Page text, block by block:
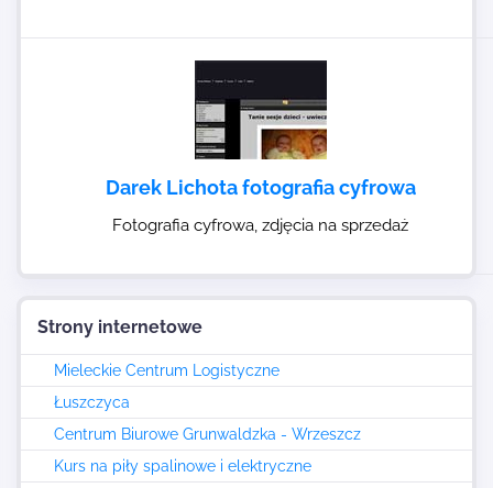
Strony internetowe
Mieleckie Centrum Logistyczne
Łuszczyca
Centrum Biurowe Grunwaldzka - Wrzeszcz
Kurs na piły spalinowe i elektryczne
Darek Lichota fotografia cyfrowa
Fotografia cyfrowa, zdjęcia na sprzedaż